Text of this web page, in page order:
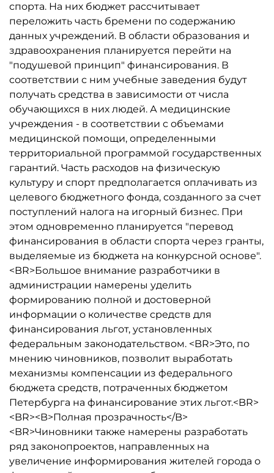
спорта. На них бюджет рассчитывает
переложить часть бремени по содержанию
данных учреждений. В области образования и
здравоохранения планируется перейти на
"подушевой принцип" финансирования. В
соответствии с ним учебные заведения будут
получать средства в зависимости от числа
обучающихся в них людей. А медицинские
учреждения - в соответствии с объемами
медицинской помощи, определенными
территориальной программой государственных
гарантий. Часть расходов на физическую
культуру и спорт предполагается оплачивать из
целевого бюджетного фонда, созданного за счет
поступлений налога на игорный бизнес. При
этом одновременно планируется "перевод
финансирования в области спорта через гранты,
выделяемые из бюджета на конкурсной основе".
<BR>Большое внимание разработчики в
администрации намерены уделить
формированию полной и достоверной
информации о количестве средств для
финансирования льгот, установленных
федеральным законодательством. <BR>Это, по
мнению чиновников, позволит выработать
механизмы компенсации из федерального
бюджета средств, потраченных бюджетом
Петербурга на финансирование этих льгот.<BR>
<BR><B>Полная прозрачность</B>
<BR>Чиновники также намерены разработать
ряд законопроектов, направленных на
увеличение информирования жителей города о